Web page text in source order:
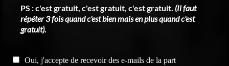
PS : c'est gratuit, c'est gratuit, c'est gratuit. (Il faut
répéter 3 fois quand c'est bien mais en plus quand c'est
gratuit).
Oui, j'accepte de recevoir des e-mails de la part